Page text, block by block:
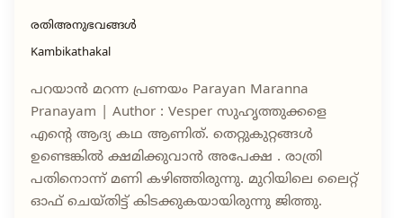
രതിഅനുഭവങ്ങൾ
Kambikathakal
പറയാൻ മറന്ന പ്രണയം Parayan Maranna
Pranayam | Author : Vesper സുഹൃത്തുക്കളെ
എൻ്റെ ആദ്യ കഥ ആണിത്. തെറ്റുകുറ്റങ്ങൾ
ഉണ്ടെങ്കിൽ ക്ഷമിക്കുവാൻ അപേക്ഷ . രാത്രി
പതിനൊന്ന് മണി കഴിഞ്ഞിരുന്നു. മുറിയിലെ ലൈറ്റ്
ഓഫ് ചെയ്തിട്ട് കിടക്കുകയായിരുന്നു ജിത്തു.